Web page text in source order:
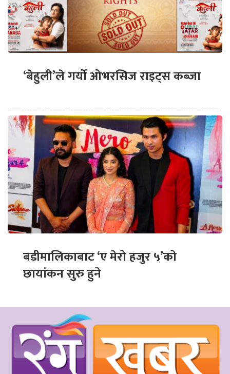
‘बेहुली’ले गर्यो ओभरसिज राइट्स कब्जा
बडीमालिकाबाट ‘ए मेरो हजुर ५’को
छायांकन सुरु हुने